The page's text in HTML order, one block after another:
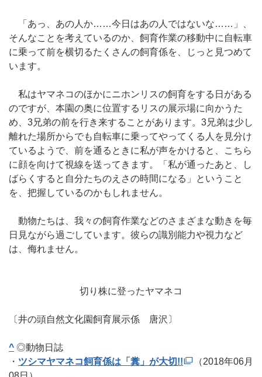
「あっ、あの人か……今日はあの人ではないな……」、
そんなことを考えているのか、飼育作業の移動中に自転車
に乗って前を横切るたくさんの飼育係を、じっと見つめて
います。
私はヤマネコのほかにニホンリスの飼育をする日がある
のですが、本園の奥に位置するリスの展示場に向かうた
め、3兄弟の前を行き来することがあります。3兄弟は少し
離れた場所からでも自転車に乗ってやってくる人を見分け
ているようで、前を通るときに私が声をかけると、こちら
に顔を向けて視線を送ってきます。「私が通ったあと、し
ばらくすると自分たちのえさの時間になる」ということ
を、把握しているのかもしれません。
動物たちは、我々の飼育作業などのさまざまな動きを毎
日見ながら過ごしています。彼らの識別能力や視力など
は、侮れません。
切り株に登ったヤマネコ
〔井の頭自然文化園飼育展示係 唐沢〕
^ ◎動物日誌
・ ツシマヤマネコ飼育係は「糞」が大切!!
（2018年06月